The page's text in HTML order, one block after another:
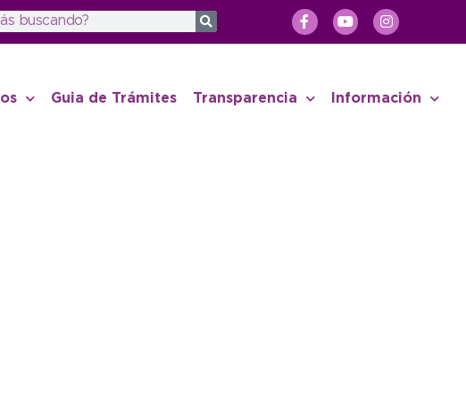
Guia de Trámites Transparencia Información